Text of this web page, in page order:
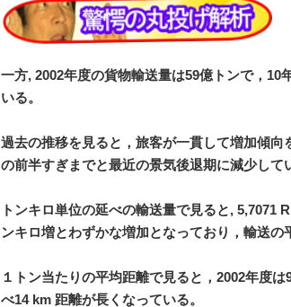
一方, 2002年度の貨物輸送量は59億トンで，10
いる。
過去の推移を見ると，旅客が一貫して増加傾
の前半すぎまでと最近の景気後退期に減少して
トンキロ単位の延べの輸送量で見ると, 5,7071
ンキロ増とわずかな増加となっており，輸送の
１トン当たりの平均距離で見ると，2002年度
べ14 km 距離が長くなっている。